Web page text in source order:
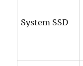
System SSD